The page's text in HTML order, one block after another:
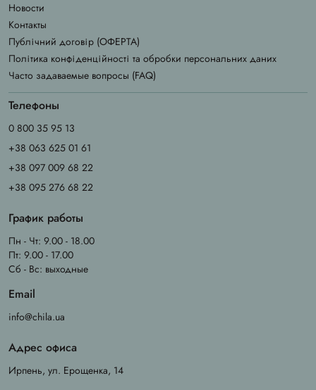
Новости
Контакты
Публічний договір (ОФЕРТА)
Політика конфіденційності та обробки персональних даних
Часто задаваемые вопросы (FAQ)
Телефоны
0 800 35 95 13
+38 063 625 01 61
+38 097 009 68 22
+38 095 276 68 22
График работы
Пн - Чт: 9.00 - 18.00
Пт: 9.00 - 17.00
Сб - Вс: выходные
Email
info@chila.ua
Адрес офиса
Ирпень, ул. Ерощенка, 14